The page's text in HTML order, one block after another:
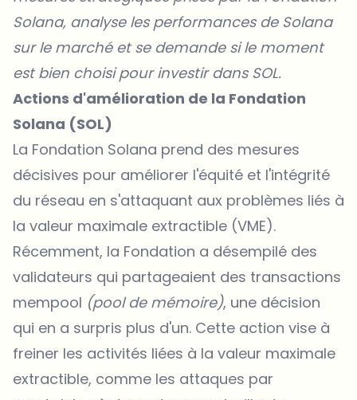
Solana, analyse les performances de Solana
sur le marché et se demande si le moment
est bien choisi pour investir dans SOL.
Actions d'amélioration de la Fondation
Solana (SOL)
La Fondation Solana prend des mesures
décisives pour améliorer l'équité et l'intégrité
du réseau en s'attaquant aux problèmes liés à
la valeur maximale extractible (VME).
Récemment, la Fondation a désempilé des
validateurs qui partageaient des transactions
mempool (pool de mémoire), une décision
qui en a surpris plus d'un. Cette action vise à
freiner les activités liées à la valeur maximale
extractible, comme les attaques par